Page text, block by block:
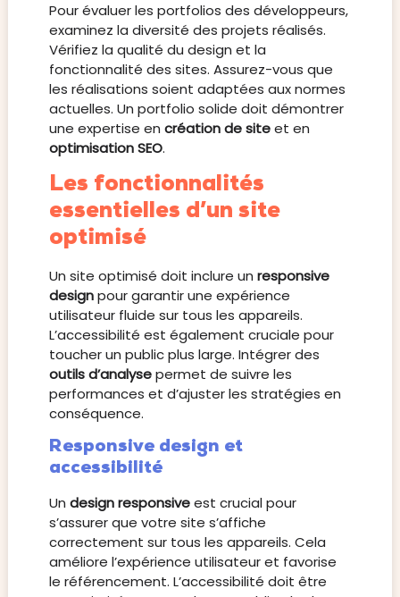
Pour évaluer les portfolios des développeurs,
examinez la diversité des projets réalisés.
Vérifiez la qualité du design et la
fonctionnalité des sites. Assurez-vous que
les réalisations soient adaptées aux normes
actuelles. Un portfolio solide doit démontrer
une expertise en création de siteet en
optimisation SEO.
Les fonctionnalités
essentielles d’un site
optimisé
Un site optimisé doit inclure un responsive
designpour garantir une expérience
utilisateur fluide sur tous les appareils.
L’accessibilité est également cruciale pour
toucher un public plus large. Intégrer des
outils d’analysepermet de suivre les
performances et d’ajuster les stratégies en
conséquence.
Responsive design et
accessibilité
Un design responsiveest crucial pour
s’assurer que votre site s’affiche
correctement sur tous les appareils. Cela
améliore l’expérience utilisateur et favorise
le référencement. L’accessibilité doit être